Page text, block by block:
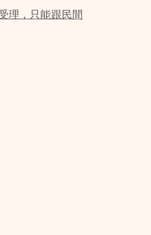
理，只能跟民間